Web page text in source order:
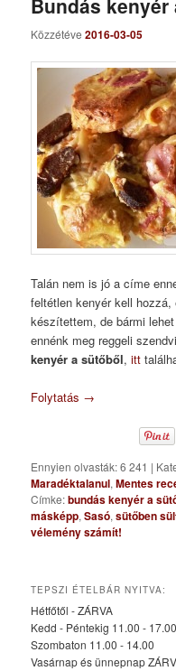
Bundás
Közzétéve2016-03-05
Talán nem is jó a címe
feltétlen kenyér kell
készítettem, de bármi
ennénk meg reggeli
kenyér a sütőből,itt
Folytatás →
Ennyien olvasták: 6 241 |
Maradéktalanul,Mentes
Címke:bundás kenyér a
másképp,Sasó,sütőben
vélemény számít!
TEPSZI ÉTELBÁR NYITVA:
Hétfőtől - ZÁRVA
Kedd - Péntekig 11.00 - 17.00
Szombaton 11.00 - 14.00
Vasárnap és ünnepnap